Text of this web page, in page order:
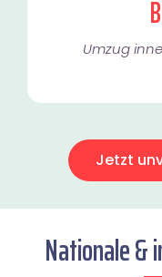
Umzug
Jetzt
Nationale &